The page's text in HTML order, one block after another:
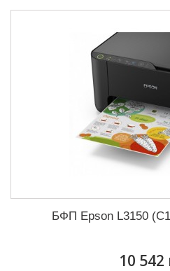
БФП Epson L3150
10 542